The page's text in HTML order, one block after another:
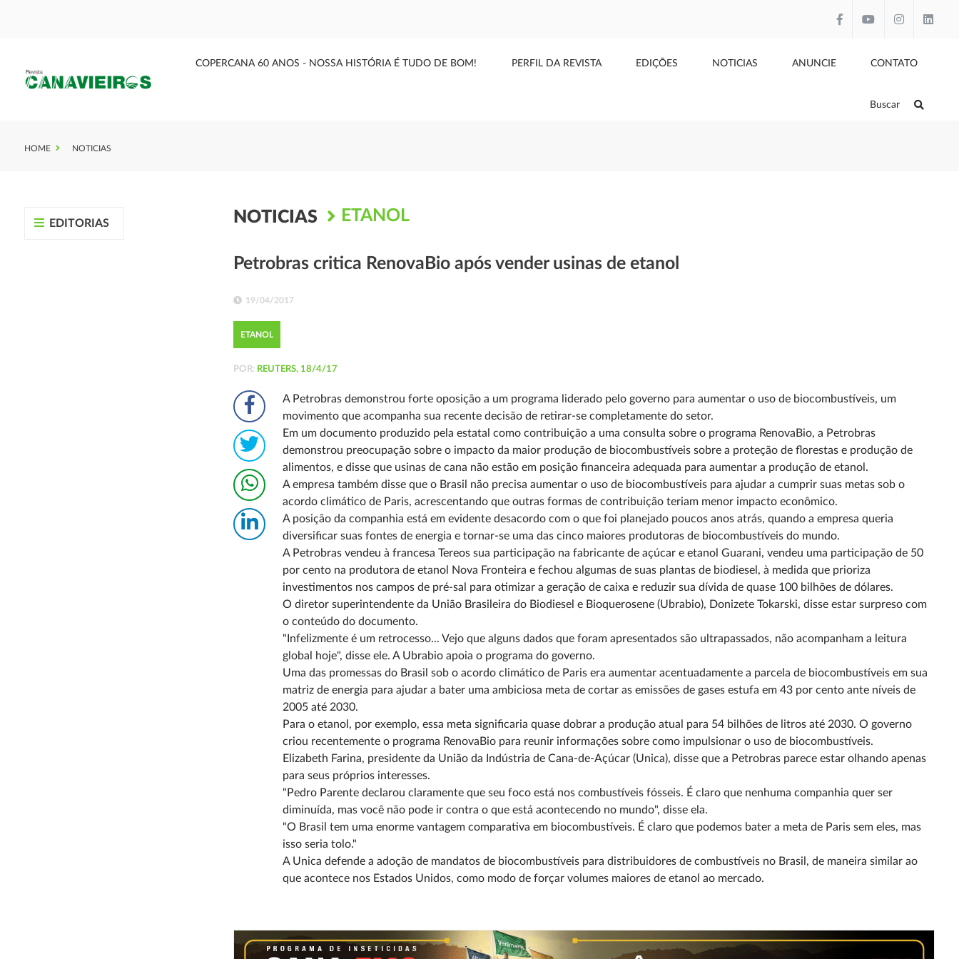
COPERCANA 60 ANOS - NOSSA HISTÓRIA É TUDO DE BOM! PERFIL DA REVISTA EDIÇÕES NOTICIAS ANUNCIE CONTATO
Buscar
HOME NOTICIAS
EDITORIAS NOTICIAS ETANOL
Petrobras critica RenovaBio após vender usinas de etanol
19/04/2017
ETANOL
POR: REUTERS, 18/4/17
A Petrobras demonstrou forte oposição a um programa liderado pelo governo para aumentar o uso de biocombustíveis, um
movimento que acompanha sua recente decisão de retirar-se completamente do setor.
Em um documento produzido pela estatal como contribuição a uma consulta sobre o programa RenovaBio, a Petrobras
demonstrou preocupação sobre o impacto da maior produção de biocombustíveis sobre a proteção de florestas e produção de
alimentos, e disse que usinas de cana não estão em posição financeira adequada para aumentar a produção de etanol.
A empresa também disse que o Brasil não precisa aumentar o uso de biocombustíveis para ajudar a cumprir suas metas sob o
acordo climático de Paris, acrescentando que outras formas de contribuição teriam menor impacto econômico.
A posição da companhia está em evidente desacordo com o que foi planejado poucos anos atrás, quando a empresa queria
diversificar suas fontes de energia e tornar-se uma das cinco maiores produtoras de biocombustíveis do mundo.
A Petrobras vendeu à francesa Tereos sua participação na fabricante de açúcar e etanol Guarani, vendeu uma participação de 50
por cento na produtora de etanol Nova Fronteira e fechou algumas de suas plantas de biodiesel, à medida que prioriza
investimentos nos campos de pré-sal para otimizar a geração de caixa e reduzir sua dívida de quase 100 bilhões de dólares.
O diretor superintendente da União Brasileira do Biodiesel e Bioquerosene (Ubrabio), Donizete Tokarski, disse estar surpreso com
o conteúdo do documento.
"Infelizmente é um retrocesso... Vejo que alguns dados que foram apresentados são ultrapassados, não acompanham a leitura
global hoje", disse ele. A Ubrabio apoia o programa do governo.
Uma das promessas do Brasil sob o acordo climático de Paris era aumentar acentuadamente a parcela de biocombustíveis em sua
matriz de energia para ajudar a bater uma ambiciosa meta de cortar as emissões de gases estufa em 43 por cento ante níveis de
2005 até 2030.
Para o etanol, por exemplo, essa meta significaria quase dobrar a produção atual para 54 bilhões de litros até 2030. O governo
criou recentemente o programa RenovaBio para reunir informações sobre como impulsionar o uso de biocombustíveis.
Elizabeth Farina, presidente da União da Indústria de Cana-de-Açúcar (Unica), disse que a Petrobras parece estar olhando apenas
para seus próprios interesses.
"Pedro Parente declarou claramente que seu foco está nos combustíveis fósseis. É claro que nenhuma companhia quer ser
diminuída, mas você não pode ir contra o que está acontecendo no mundo", disse ela.
"O Brasil tem uma enorme vantagem comparativa em biocombustíveis. É claro que podemos bater a meta de Paris sem eles, mas
isso seria tolo."
A Unica defende a adoção de mandatos de biocombustíveis para distribuidores de combustíveis no Brasil, de maneira similar ao
que acontece nos Estados Unidos, como modo de forçar volumes maiores de etanol ao mercado.